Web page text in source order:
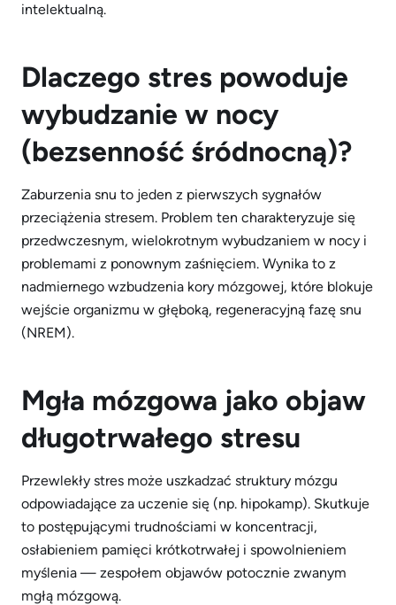
intelektualną.
Dlaczego stres powoduje
wybudzanie w nocy
(bezsenność śródnocną)?
Zaburzenia snu to jeden z pierwszych sygnałów
przeciążenia stresem. Problem ten charakteryzuje się
przedwczesnym, wielokrotnym wybudzaniem w nocy i
problemami z ponownym zaśnięciem. Wynika to z
nadmiernego wzbudzenia kory mózgowej, które blokuje
wejście organizmu w głęboką, regeneracyjną fazę snu
(NREM).
Mgła mózgowa jako objaw
długotrwałego stresu
Przewlekły stres może uszkadzać struktury mózgu
odpowiadające za uczenie się (np. hipokamp). Skutkuje
to postępującymi trudnościami w koncentracji,
osłabieniem pamięci krótkotrwałej i spowolnieniem
myślenia — zespołem objawów potocznie zwanym
mgłą mózgową.